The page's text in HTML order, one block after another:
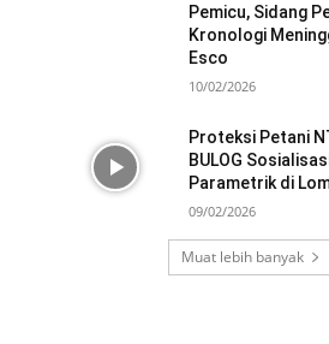
Pemicu, Sidang
Kronologi
Esco
10/02/2026
Proteksi Petani
BULOG
Parametrik di
09/02/2026
Muat lebih banyak